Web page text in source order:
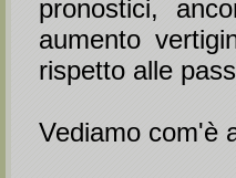
pronostici,
aumento
rispetto alle
Vediamo com'è